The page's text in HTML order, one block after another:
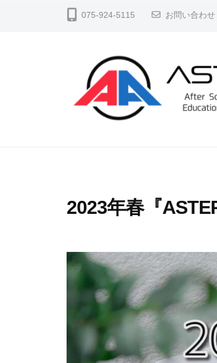
075-924-5115 お問い合わせ
P
ア
ス
テ
生
2023年春『
S
ア
公
式
ム